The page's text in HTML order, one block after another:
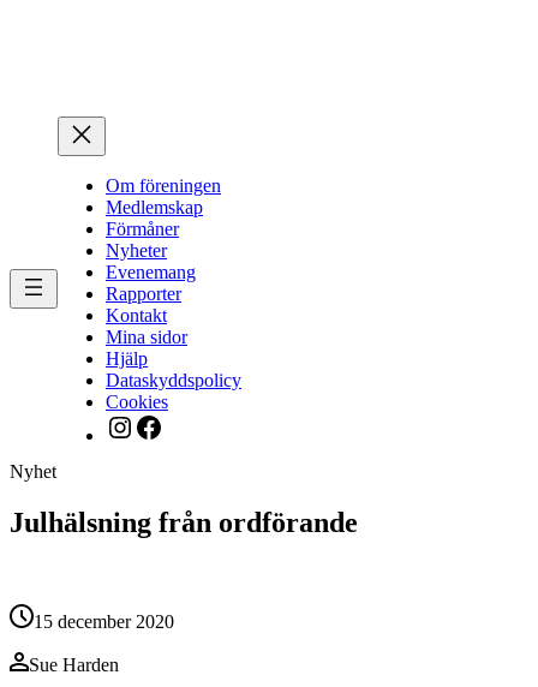
Om föreningen
Medlemskap
Förmåner
Nyheter
Evenemang
Rapporter
Kontakt
Mina sidor
Hjälp
Dataskyddspolicy
Cookies
Instagram
Facebook
Nyhet
Julhälsning från ordförande
15 december 2020
Sue Harden